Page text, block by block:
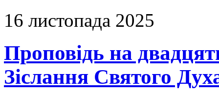
16 листопада 2025
Проповідь на
Зіслання Святого